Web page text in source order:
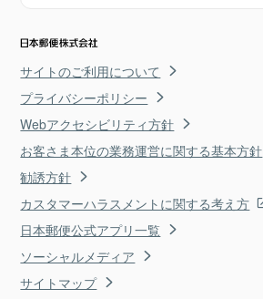
サイトのご利用について
プライバシーポリシー
Webアクセシビリティ方針
お客さま本位の業務運営に関する基本方針
勧誘方針
カスタマーハラスメントに関する考え方
日本郵便公式アプリ一覧
ソーシャルメディア
サイトマップ